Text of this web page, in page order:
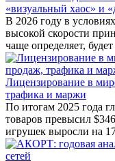
«визуальный хаос» и
В 2026 году в
высокой скорости
чаще определяет,
Лицензирование в
трафика и маржи
По итогам 2025 года
товаров превысил
игрушек выросли на